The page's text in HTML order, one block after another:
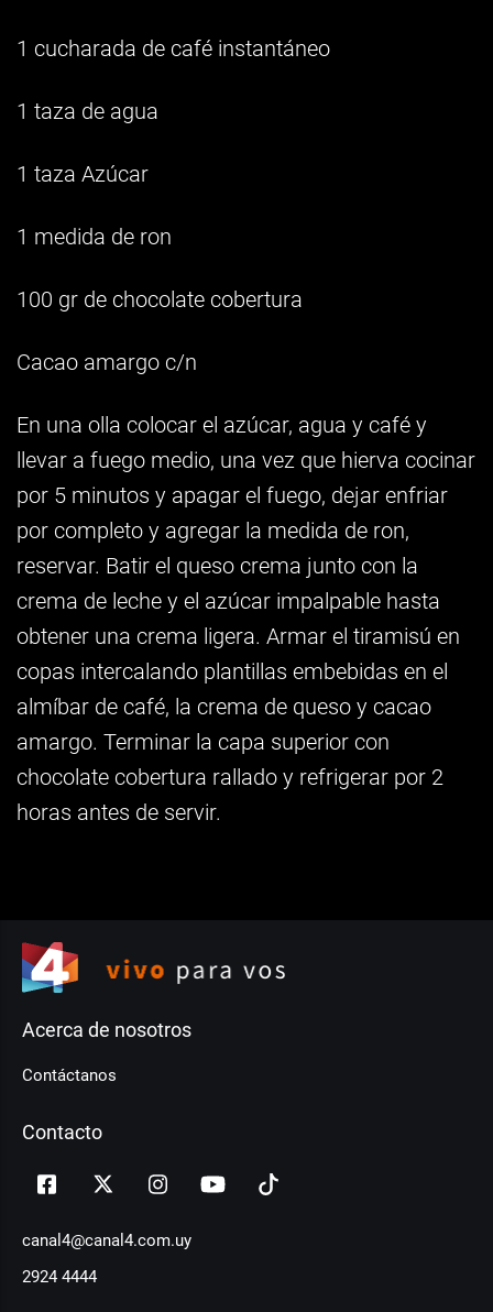
1 cucharada de café instantáneo
1 taza de agua
1 taza Azúcar
1 medida de ron
100 gr de chocolate cobertura
Cacao amargo c/n
En una olla colocar el azúcar, agua y café y
llevar a fuego medio, una vez que hierva cocinar
por 5 minutos y apagar el fuego, dejar enfriar
por completo y agregar la medida de ron,
reservar. Batir el queso crema junto con la
crema de leche y el azúcar impalpable hasta
obtener una crema ligera. Armar el tiramisú en
copas intercalando plantillas embebidas en el
almíbar de café, la crema de queso y cacao
amargo. Terminar la capa superior con
chocolate cobertura rallado y refrigerar por 2
horas antes de servir.
Acerca de nosotros
Contáctanos
Contacto
canal4@canal4.com.uy
2924 4444